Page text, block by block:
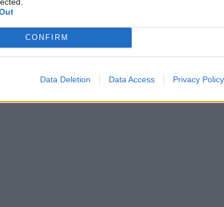
CONFIRM
Data Deletion Data Access Privacy Policy
enorme cariño por parte de todos los aficionados al
de los de púrpura y oro. Merece la pena recordar
de Pau Gasol
Lakers #Gasol16 pic.twitter.com/